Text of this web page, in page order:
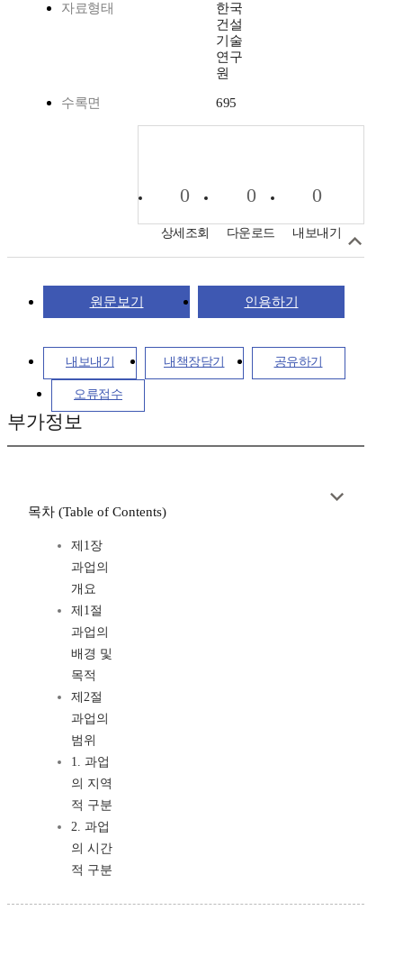
자료형태
한국
건설
기술
연구
원
수록면 695
0
상세조회
0
다운로드
0
내보내기
원문보기 인용하기
내보내기 내책장담기 공유하기
오류접수
부가정보
목차 (Table of Contents)
제1장
과업의
개요
제1절
과업의
배경 및
목적
제2절
과업의
범위
1. 과업
의 지역
적 구분
2. 과업
의 시간
적 구분